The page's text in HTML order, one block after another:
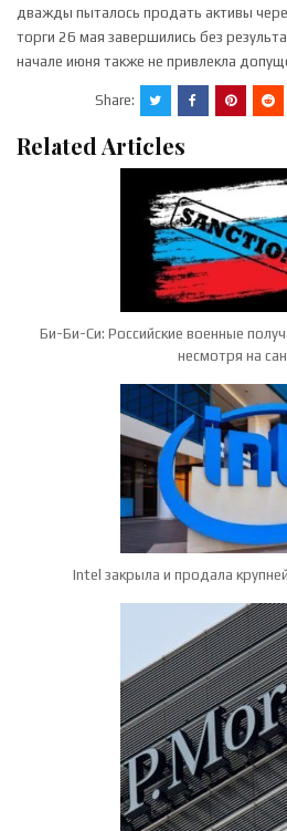
дважды пыталось продать активы
торги 26 мая завершились без
начале июня также не привлекла
Share:
Related Articles
Би-Би-Си: Российские военные
несмотря на
Intel закрыла и продала